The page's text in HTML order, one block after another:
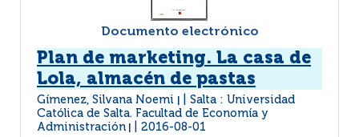
Documento electrónico
Plan de marketing. La casa de
Lola, almacén de pastas
Gímenez, Silvana Noemi
Salta : Universidad
Católica de Salta. Facultad de Economía y
Administración
2016-08-01